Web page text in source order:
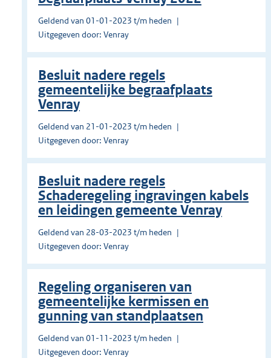
Geldend van 01-01-2023 t/m heden
Uitgegeven door: Venray
Besluit nadere regels
gemeentelijke begraafplaats
Venray
Geldend van 21-01-2023 t/m heden
Uitgegeven door: Venray
Besluit nadere regels
Schaderegeling ingravingen kabels
en leidingen gemeente Venray
Geldend van 28-03-2023 t/m heden
Uitgegeven door: Venray
Regeling organiseren van
gemeentelijke kermissen en
gunning van standplaatsen
Geldend van 01-11-2023 t/m heden
Uitgegeven door: Venray